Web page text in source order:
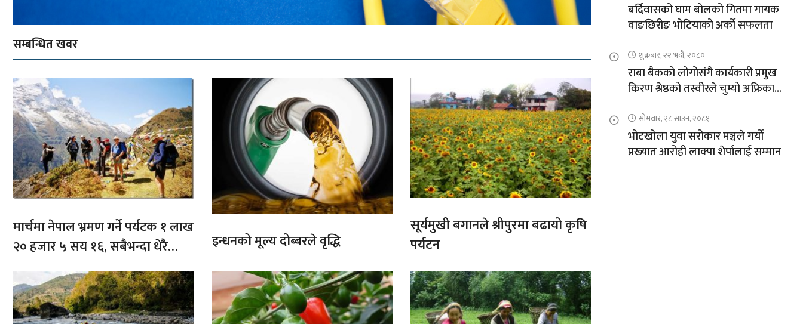
सम्बन्धित खवर
मार्चमा नेपाल भ्रमण गर्ने पर्यटक १ लाख
२० हजार ५ सय १६, सबैभन्दा धेरै
भारतबाट
इन्धनको मूल्य दोब्बरले वृद्धि
सूर्यमुखी बगानले श्रीपुरमा बढायो कृषि
पर्यटन
बर्दिवासको घाम बोलको गितमा गायक
वाङछिरीङ भोटियाको अर्को सफलता
शुक्रबार, २२ भदौ, २०८०
राबा बैकको लोगोसंगै कार्यकारी प्रमुख
किरण श्रेष्ठको तस्वीरले चुम्यो अफ्रिकाको
सोमवार, २८ साउन, २०८१
भोटखोला युवा सरोकार मञ्चले गर्यो
प्रख्यात आरोही लाक्पा शेर्पालाई सम्मान